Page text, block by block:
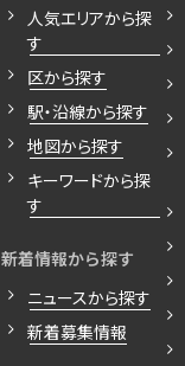
人気エリアから探
す
区から探す
駅・沿線から探す
地図から探す
キーワードから探
す
新着情報から探す
ニュースから探す
新着募集情報